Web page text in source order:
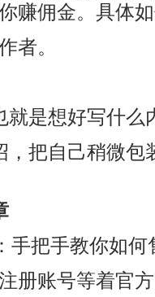
赚佣金。具体
者。
就是想好写什么
，把自己稍微包
册账号等着官